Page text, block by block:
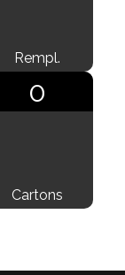
Rempl.
0
Cartons